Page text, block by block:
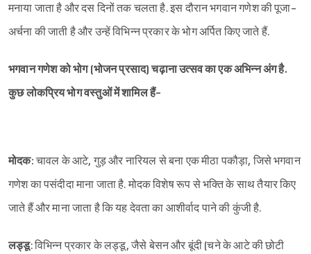
मनाया जाता है और दस दिनों तक चलता है. इस दौरान भगवान गणेश की पूजा-
अर्चना की जाती है और उन्हें विभिन्न प्रकार के भोग अर्पित किए जाते हैं.
भगवान गणेश को भोग (भोजन प्रसाद) चढ़ाना उत्सव का एक अभिन्न अंग है.
कुछ लोकप्रिय भोग वस्तुओं में शामिल हैं-
मोदक: चावल के आटे, गुड़ और नारियल से बना एक मीठा पकौड़ा, जिसे भगवान
गणेश का पसंदीदा माना जाता है. मोदक विशेष रूप से भक्ति के साथ तैयार किए
जाते हैं और माना जाता है कि यह देवता का आशीर्वाद पाने की कुंजी है.
लड्डू: विभिन्न प्रकार के लड्डू, जैसे बेसन और बूंदी (चने के आटे की छोटी